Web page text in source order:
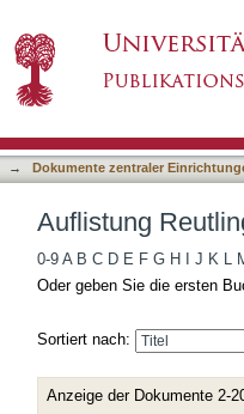
→
Dokumente zentraler
Auflistung
0-9 A B C D E F G H J K L
Oder geben Sie die ersten
Sortiert nach:
Anzeige der Dokumente 2-